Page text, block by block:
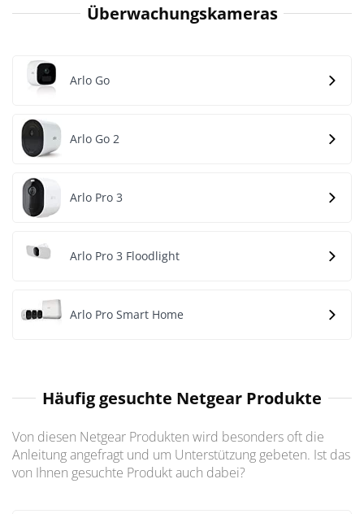
Überwachungskameras
Arlo Go
Arlo Go 2
Arlo Pro 3
Arlo Pro 3 Floodlight
Arlo Pro Smart Home
Häufig gesuchte Netgear Produkte
Von diesen Netgear Produkten wird besonders oft die
Anleitung angefragt und um Unterstützung gebeten. Ist das
von Ihnen gesuchte Produkt auch dabei?